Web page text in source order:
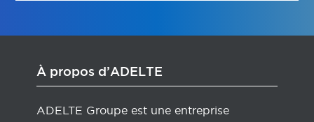
À propos d’ADELTE
ADELTE Groupe est une entreprise